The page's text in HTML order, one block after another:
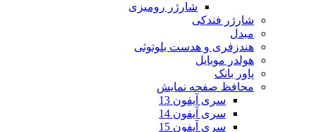
شارژر رومیزی
شارژر فندکی
مبدل
هندزفری و هدست بلوتوثی
هولدر موبایل
پاور بانک
محافظ صفحه نمایش
سری آیفون 13
سری آیفون 14
سری آیفون 15